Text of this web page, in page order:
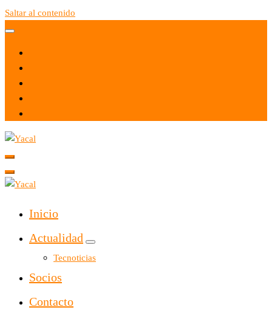
Saltar al contenido
Yacal micro hosting
Inicio
Actualidad
Tecnoticias
Socios
Contacto